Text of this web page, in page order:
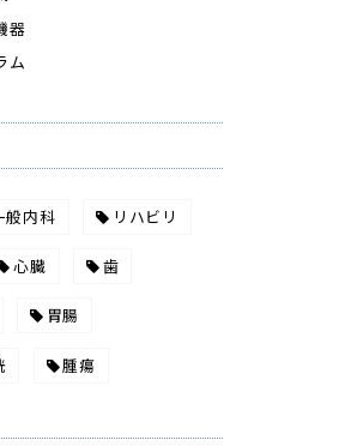
器
ム
般内科 リハビリ
心臓 歯
胃腸
腫瘍